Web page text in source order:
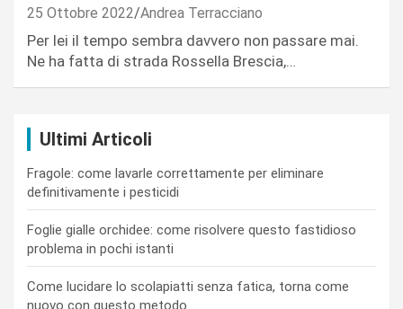
25 Ottobre 2022 Andrea Terracciano
Per lei il tempo sembra davvero non passare mai.
Ne ha fatta di strada Rossella Brescia,…
Ultimi Articoli
Fragole: come lavarle correttamente per eliminare
definitivamente i pesticidi
Foglie gialle orchidee: come risolvere questo fastidioso
problema in pochi istanti
Come lucidare lo scolapiatti senza fatica, torna come